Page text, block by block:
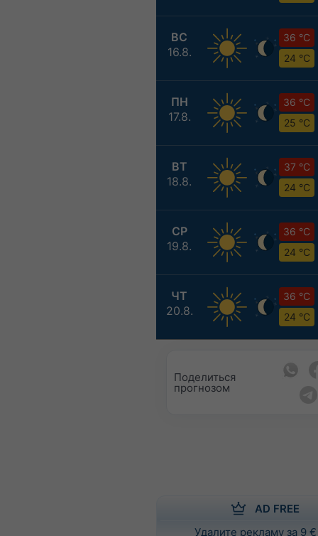
ВС
16.8.
36 °C
24 °C
ПН
17.8.
36 °C
25 °C
ВТ
18.8.
37 °C
24 °C
СР
19.8.
36 °C
24 °C
ЧТ
20.8.
36 °C
24 °C
Поделиться
прогнозом
AD FREE
Удалите рекламу за 9 €